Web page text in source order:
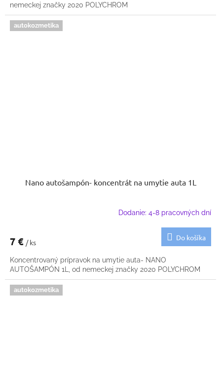
nemeckej značky 2020 POLYCHROM
autokozmetika
Nano autošampón- koncentrát na umytie auta 1L
Dodanie: 4-8 pracovných dní
7 € / ks
Do košíka
Koncentrovaný prípravok na umytie auta- NANO
AUTOŠAMPÓN 1L, od nemeckej značky 2020 POLYCHROM
autokozmetika